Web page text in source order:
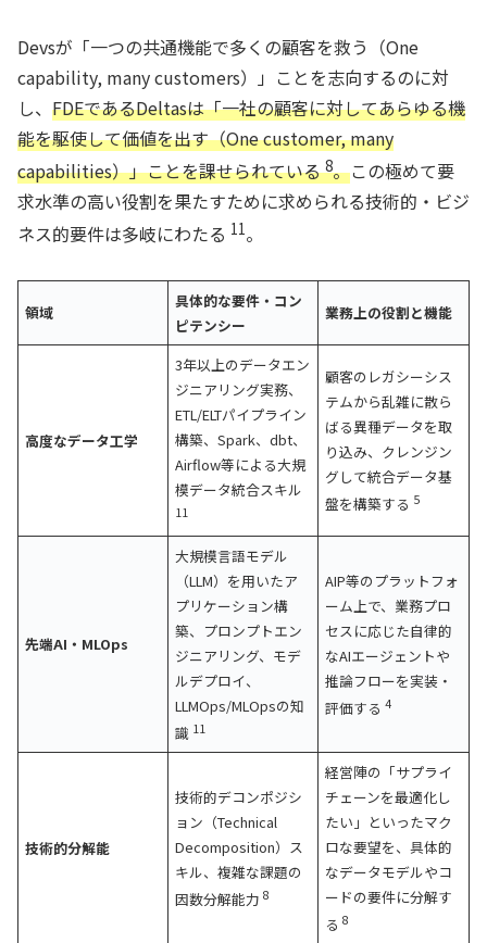
Devsが「一つの共通機能で多くの顧客を救う（One
capability, many customers）」ことを志向するのに対
し、 FDEであるDeltasは「一社の顧客に対してあらゆる機
能を駆使して価値を出す（One customer, many
capabilities）」ことを課せられている8。この極めて要
求水準の高い役割を果たすために求められる技術的・ビジ
ネス的要件は多岐にわたる 11。
領域
具体的な要件・コン
ピテンシー
業務上の役割と機能
高度なデータ工学
3年以上のデータエン
ジニアリング実務、
ETL/ELTパイプライン
構築、Spark、dbt、
Airflow等による大規
模データ統合スキル
11
顧客のレガシーシス
テムから乱雑に散ら
ばる異種データを取
り込み、クレンジン
グして統合データ基
盤を構築する 5
先端AI・MLOps
大規模言語モデル
（LLM）を用いたア
プリケーション構
築、プロンプトエン
ジニアリング、モデ
ルデプロイ、
LLMOps/MLOpsの知
識 11
AIP等のプラットフォ
ーム上で、業務プロ
セスに応じた自律的
なAIエージェントや
推論フローを実装・
評価する4
技術的分解能
技術的デコンポジシ
ョン（Technical
Decomposition）ス
キル、複雑な課題の
因数分解能力8
経営陣の「サプライ
チェーンを最適化し
たい」といったマク
ロな要望を、具体的
なデータモデルやコ
ードの要件に分解す
る8